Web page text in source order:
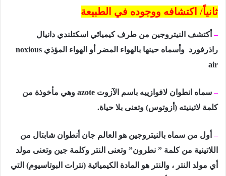
ثانياً/ اكتشافه ووجوده في الطبيعة
–أكتشف النيتروجين من طرف كيميائي اسكتلندي دانيال
راذرفورد وأسماه حينها بالهواء المضر أو الهواء المؤذي noxious
air
–سماه انطوان لافوازييه باسم الآزوت azote وهي مأخوذة من
كلمة لاتينيته (أزوتوس) وتعنى بلا حياة.
–أول من سماه بالنيتروجين هو العالم جان أنطوان شابتال من
اللاتينية من كلمة ” نطرون” وتعنى النتر وكلمة جين وتعنى مولد
أي مولد النتر ، والنتر هو المادة الكيميائية (نترات البوتاسيوم) التي